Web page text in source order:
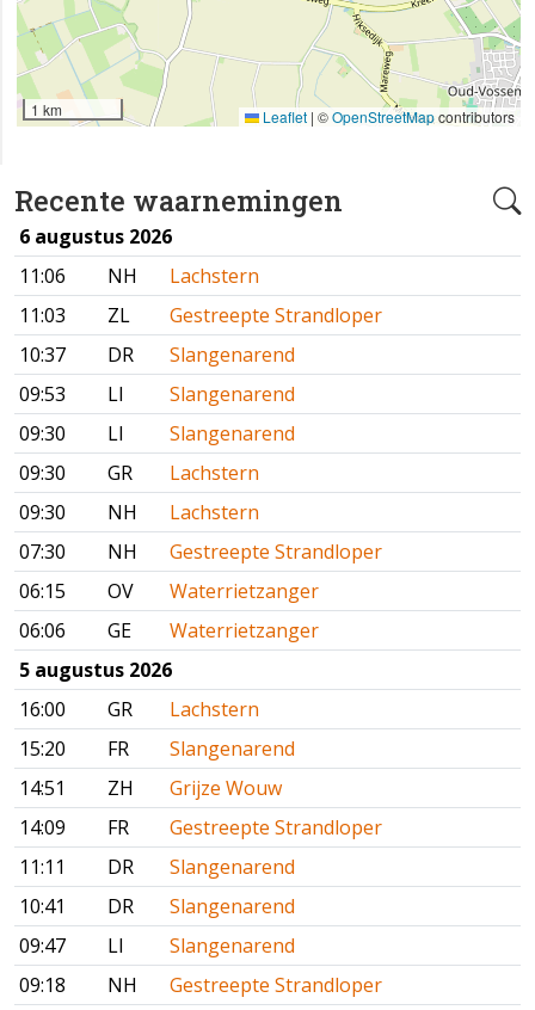
Recente waarnemingen
6 augustus 2026
11:06
NH
Lachstern
11:03
ZL
Gestreepte Strandloper
10:37
DR
Slangenarend
09:53
LI
Slangenarend
09:30
LI
Slangenarend
09:30
GR
Lachstern
09:30
NH
Lachstern
07:30
NH
Gestreepte Strandloper
06:15
OV
Waterrietzanger
06:06
GE
Waterrietzanger
5 augustus 2026
16:00
GR
Lachstern
15:20
FR
Slangenarend
14:51
ZH
Grijze Wouw
14:09
FR
Gestreepte Strandloper
11:11
DR
Slangenarend
10:41
DR
Slangenarend
09:47
LI
Slangenarend
09:18
NH
Gestreepte Strandloper
1 km Leaflet | ©OpenStreetMapcontributors